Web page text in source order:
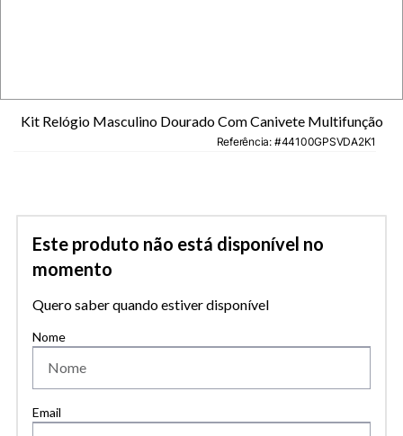
Kit Relógio Masculino Dourado Com Canivete Multifunção
Referência: 44100GPSVDA2K1
Este produto não está disponível no
momento
Quero saber quando estiver disponível